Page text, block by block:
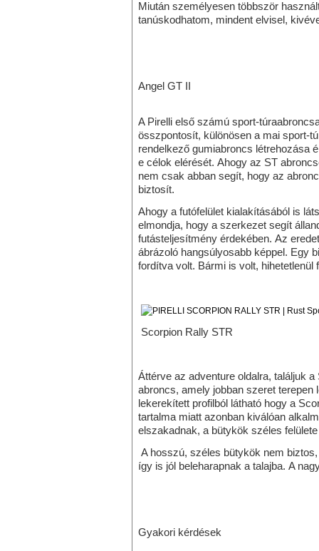
Miután személyesen többször
tanúskodhatom, mindent elvisel,
Angel GT II
A Pirelli első számú sport-
összpontosít, különösen a mai sport-
rendelkező gumiabroncs létrehozása
e célok elérését. Ahogy az ST
nem csak abban segít, hogy az
biztosít.
Ahogy a futófelület kialakításából is
elmondja, hogy a szerkezet segít
futásteljesítmény érdekében. Az
ábrázoló hangsúlyosabb képpel. Egy
fordítva volt. Bármi is volt,
Scorpion Rally STR
Áttérve az adventure oldalra, találjuk
abroncs, amely jobban szeret terepen
lekerekített profilból látható hogy a
tartalma miatt azonban kiválóan
elszakadnak, a bütykök széles
A hosszú, széles bütykök nem
így is jól beleharapnak a talajba. A
Gyakori kérdések